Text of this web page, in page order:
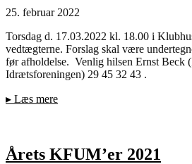
25. februar 2022
Torsdag d. 17.03.2022 kl. 18.00 i
vedtægterne. Forslag skal være
før afholdelse. Venlig hilsen Ernst Beck
Idrætsforeningen) 29 45 32 43 .
▸ Læs mere
Årets KFUM’er 2021